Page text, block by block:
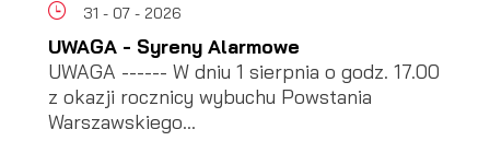
31 - 07 - 2026
UWAGA - Syreny Alarmowe
UWAGA ------ W dniu 1 sierpnia o godz. 17.00
z okazji rocznicy wybuchu Powstania
Warszawskiego...